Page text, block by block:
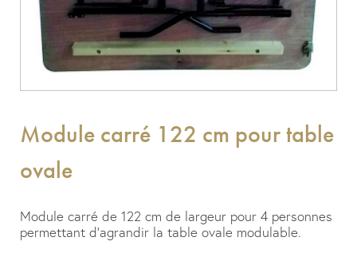
Module carré 122 cm pour table
ovale
Module carré de 122 cm de largeur pour 4 personnes
permettant d’agrandir la table ovale modulable.